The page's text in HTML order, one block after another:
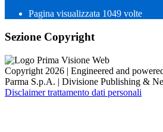
Pagina visualizzata 1049 volte
Sezione Copyright
Copyright 2026 | Engineered and
Parma S.p.A. | Divisione Publishing &
Disclaimer trattamento dati personali